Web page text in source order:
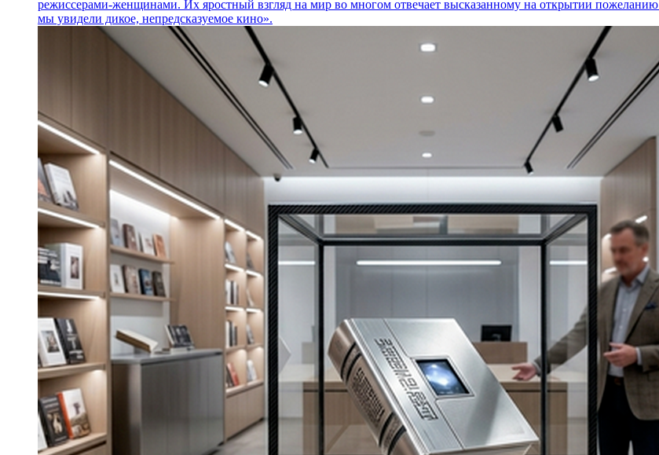
режиссерами-женщинами. Их яростный взгляд на мир во многом отвечает высказанному на открытии
мы увидели дикое, непредсказуемое кино».